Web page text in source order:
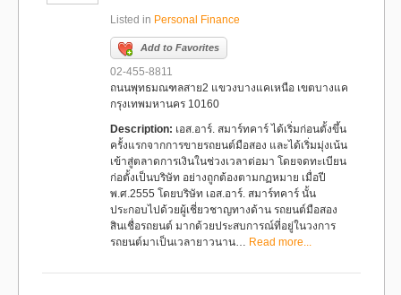
Listed in Personal Finance
Add to Favorites
02-455-8811
ถนนพุทธมณฑลสาย2 แขวงบางแคเหนือ เขตบางแค
กรุงเทพมหานคร 10160
Description: เอส.อาร์. สมาร์ทคาร์ ได้เริ่มก่อนตั้งขึ้น
ครั้งแรกจากการขายรถยนต์มือสอง และได้เริ่มมุ่งเน้น
เข้าสู่ตลาดการเงินในช่วงเวลาต่อมา โดยจดทะเบียน
ก่อตั้งเป็นบริษัท อย่างถูกต้องตามกฏหมาย เมื่อปี
พ.ศ.2555 โดยบริษัท เอส.อาร์. สมาร์ทคาร์ นั้น
ประกอบไปด้วยผู้เชี่ยวชาญทางด้าน รถยนต์มือสอง
สินเชื่อรถยนต์ มากด้วยประสบการณ์ที่อยู่ในวงการ
รถยนต์มาเป็นเวลายาวนาน… Read more...